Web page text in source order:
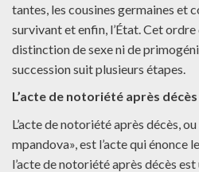
tantes, les cousines germaines et
survivant et enfin, l’État. Cet
distinction de sexe ni de
succession suit plusieurs étapes.
L’acte de notoriété après décès
L’acte de notoriété après décès,
mpandova», est l’acte qui énonce
l’acte de notoriété après décès